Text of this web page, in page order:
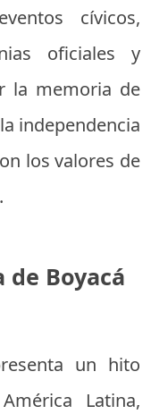
cívicos,
oficiales y
la memoria de
independencia
los valores de
de Boyacá
un hito
Latina,